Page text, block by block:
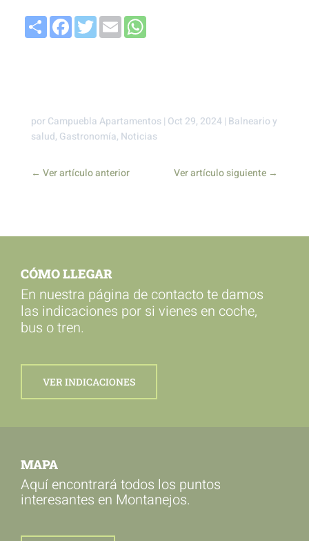
CompartirFacebook
TwitterEmailWhatsApp
porCampuebla Apartamentos| Oct 29, 2024 | Balneario y
salud, Gastronomía, Noticias
← Ver artículo anterior Ver artículo siguiente →
CÓMO LLEGAR
En nuestra página de contacto te damos
las indicaciones por si vienes en coche,
bus o tren.
VER INDICACIONES
MAPA
Aquí encontrará todos los puntos
interesantes en Montanejos.